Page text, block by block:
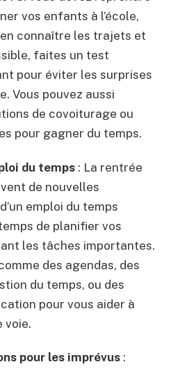
vos enfants à l’école,
connaître les trajets et
faites un test
pour éviter les surprises
Vous pouvez aussi
de covoiturage ou
pour gagner du temps.
du temps : La rentrée
de nouvelles
emploi du temps
de planifier vos
les tâches importantes.
des agendas, des
du temps, ou des
pour vous aider à
voie.
pour les imprévus :